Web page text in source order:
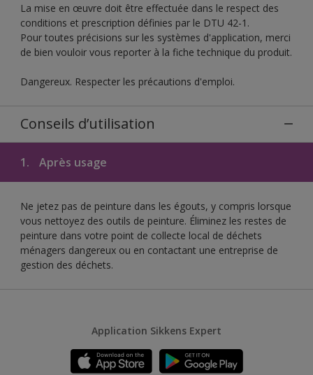
La mise en œuvre doit être effectuée dans le respect des
conditions et prescription définies par le DTU 42-1.
Pour toutes précisions sur les systèmes d'application, merci
de bien vouloir vous reporter à la fiche technique du produit.
Dangereux. Respecter les précautions d'emploi.
Conseils d’utilisation
1. Après usage
Ne jetez pas de peinture dans les égouts, y compris lorsque
vous nettoyez des outils de peinture. Éliminez les restes de
peinture dans votre point de collecte local de déchets
ménagers dangereux ou en contactant une entreprise de
gestion des déchets.
Application Sikkens Expert